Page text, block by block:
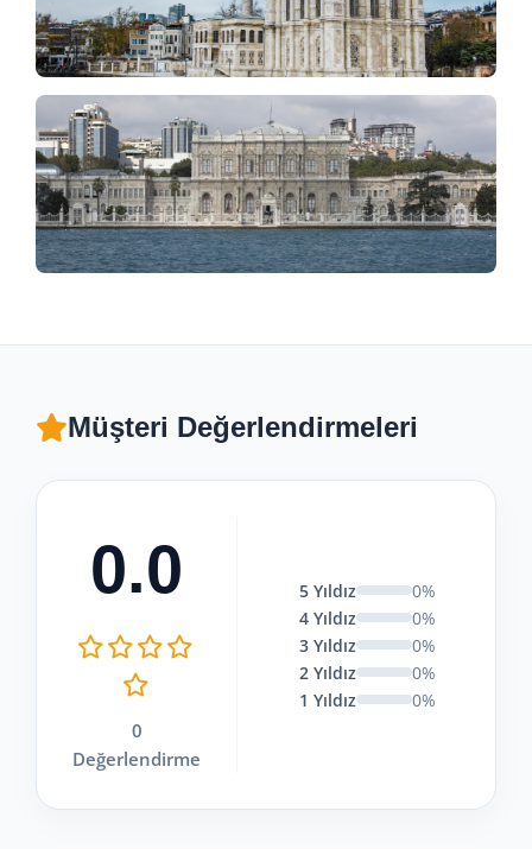
Müşteri Değerlendirmeleri
0.0
0
Değerlendirme
5 Yıldız
0%
4 Yıldız
0%
3 Yıldız
0%
2 Yıldız
0%
1 Yıldız
0%